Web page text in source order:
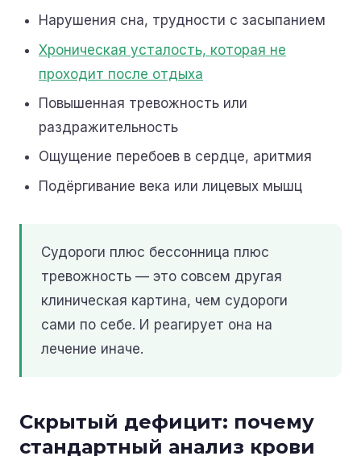
Нарушения сна, трудности с засыпанием
Хроническая усталость, которая не
проходит после отдыха
Повышенная тревожность или
раздражительность
Ощущение перебоев в сердце, аритмия
Подёргивание века или лицевых мышц
Судороги плюс бессонница плюс
тревожность — это совсем другая
клиническая картина, чем судороги
сами по себе. И реагирует она на
лечение иначе.
Скрытый дефицит: почему
стандартный анализ крови